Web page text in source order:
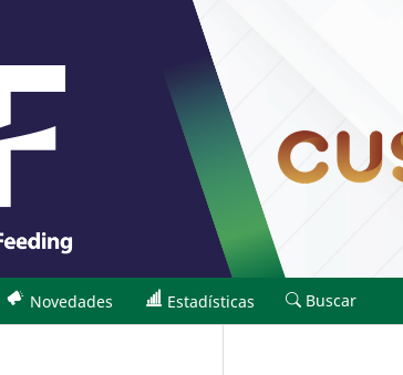
Novedades Estadísticas Buscar